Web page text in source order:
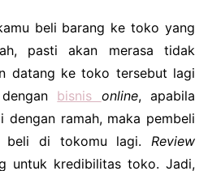
beli barang ke toko yang
pasti akan merasa tidak
datang ke toko tersebut lagi
bisnis online, apabila
dengan ramah, maka pembeli
beli di tokomu lagi. Review
untuk kredibilitas toko. Jadi,